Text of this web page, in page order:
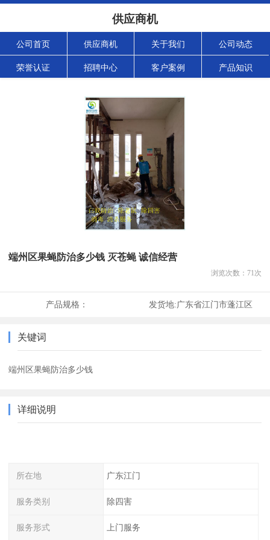
供应商机
公司首页 供应商机 关于我们 公司动态
荣誉认证 招聘中心 客户案例 产品知识
端州区果蝇防治多少钱 灭苍蝇 诚信经营
浏览次数： 71次
产品规格： 发货地:广东省江门市蓬江区
关键词
端州区果蝇防治多少钱
详细说明
所在地 广东江门
服务类别 除四害
服务形式 上门服务